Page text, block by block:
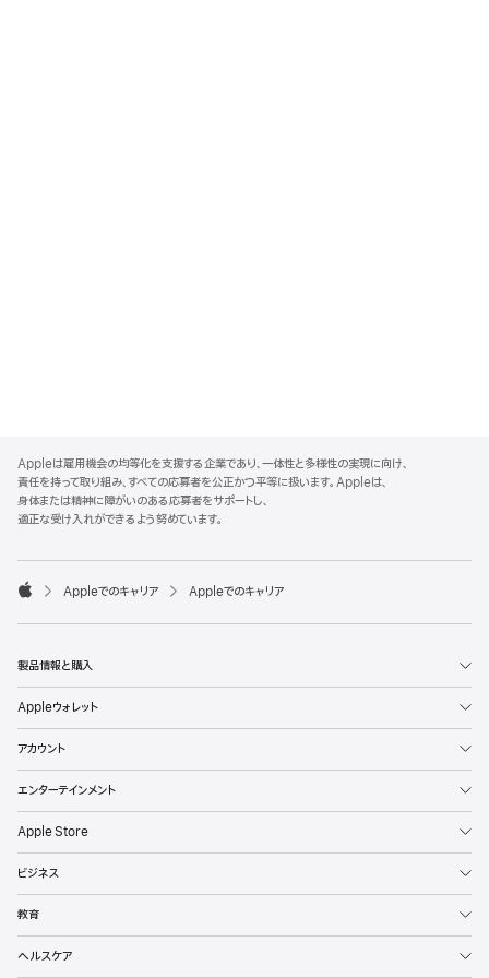
p
p
l
e
o
t
Appleは雇用機会の均等化を支援する企業であり、一体性と多様性の実現に向け、
責任を持って取り組み、すべての応募者を公正かつ平等に扱います。Appleは、
身体または精神に障がいのある応募者をサポートし、
適正な受け入れができるよう努めています。

p
l
Appleでのキャリア Appleでのキャリア
製品情報と購入
Appleウォレット
アカウント
エンターテインメント
Apple Store
ビジネス
教育
ヘルスケア